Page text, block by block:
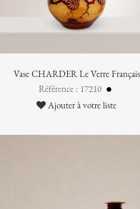
Vase CHARDER Le Verre Français
Référence : 17210
Ajouter à votre liste